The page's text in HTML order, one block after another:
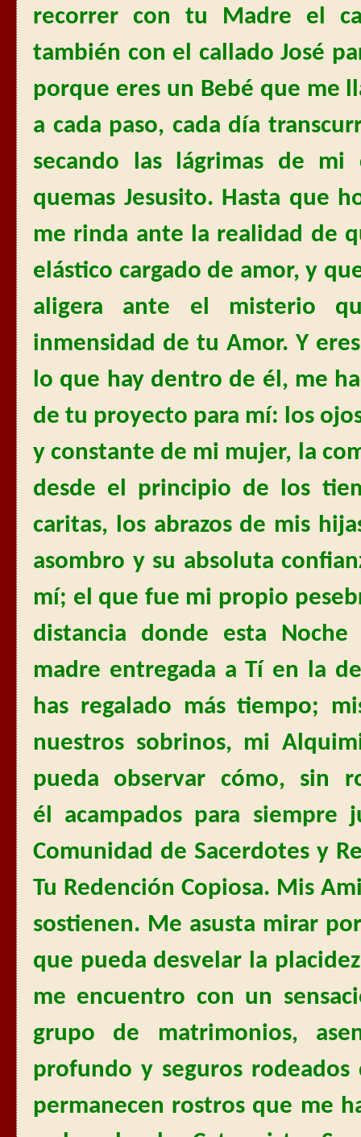
recorrer con tu Madre el
también con el callado José
porque eres un Bebé que me
a cada paso, cada día
secando las lágrimas de mi
quemas Jesusito. Hasta que
me rinda ante la realidad de
elástico cargado de amor, y
aligera ante el misterio
inmensidad de tu Amor. Y
lo que hay dentro de él, me
de tu proyecto para mí: los
y constante de mi mujer, la
desde el principio de los
caritas, los abrazos de mis
asombro y su absoluta
mí; el que fue mi propio
distancia donde esta
madre entregada a Tí en la
has regalado más tiempo;
nuestros sobrinos, mi
pueda observar cómo, sin
él acampados para
Comunidad de Sacerdotes y
Tu Redención Copiosa. Mis
sostienen. Me asusta mirar
que pueda desvelar la
me encuentro con un
grupo de matrimonios,
profundo y seguros
permanecen rostros que me